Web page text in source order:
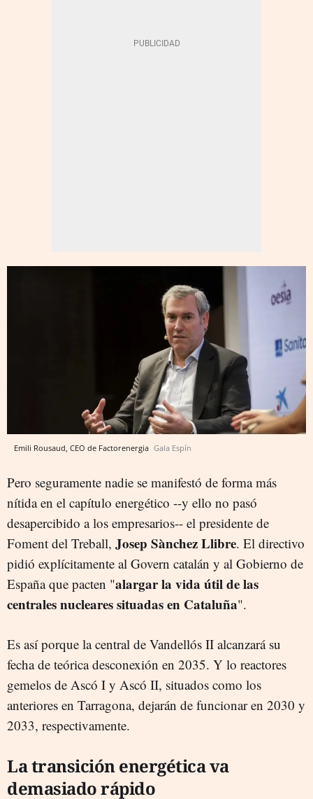
Emili Rousaud, CEO de Factorenergia Gala Espín
Pero seguramente nadie se manifestó de forma más
nítida en el capítulo energético --y ello no pasó
desapercibido a los empresarios-- el presidente de
Foment del Treball, Josep Sànchez Llibre. El directivo
pidió explícitamente al Govern catalán y al Gobierno de
España que pacten "alargar la vida útil de las
centrales nucleares situadas en Cataluña".
Es así porque la central de Vandellós II alcanzará su
fecha de teórica desconexión en 2035. Y lo reactores
gemelos de Ascó I y Ascó II, situados como los
anteriores en Tarragona, dejarán de funcionar en 2030 y
2033, respectivamente.
La transición energética va
demasiado rápido